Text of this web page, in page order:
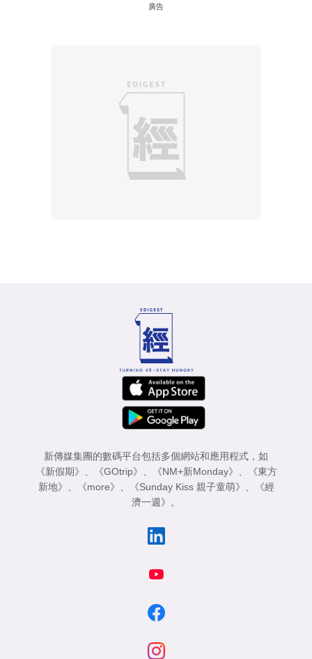
廣告
新傳媒集團的數碼平台包括多個網站和應用程式，如
《新假期》
《GOtrip》 《NM+新Monday》
《東方
新地》
《more》 《Sunday Kiss 親子童萌》
《經
濟一週》
。